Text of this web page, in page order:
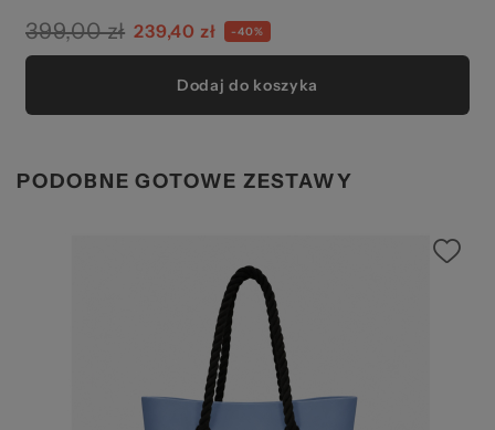
399,00 zł 239,40 zł -40%
Dodaj do koszyka
PODOBNE GOTOWE ZESTAWY